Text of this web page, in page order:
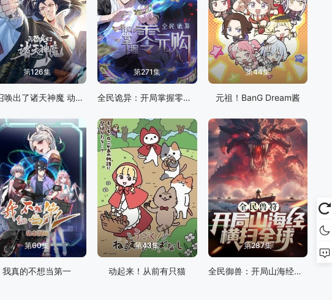
第126集
我召唤出了诸天神魔 动态漫画 第一季
第271集
全民诡异：开局掌握零元购
第44集
元祖！BanG Dream酱
第60集
我真的不想当第一
第43集
动起来！从前有只猫
第287集
全民御兽：开局山海经，我横扫全球